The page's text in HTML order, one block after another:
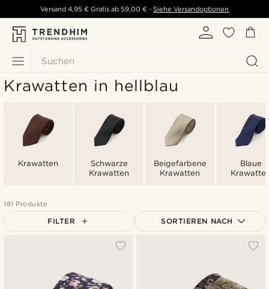
Suchen
Versand 4,95 € Gratis ab 59,00 € - Siehe Versandoptionen
Krawatten in hellblau
Krawatten
Schwarze
Krawatten
Beigefarbene
Krawatten
Blaue
181 Produkte
FILTER SORTIEREN NACH
Niedrigster Preis